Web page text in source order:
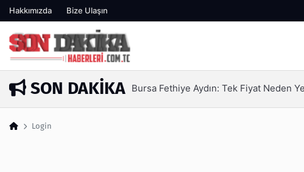
Hakkımızda Bize Ulaşın
SON DAKIKA
2 gün önce Bursa Fethiye Aydın: Tek Fiyat Neden
Login